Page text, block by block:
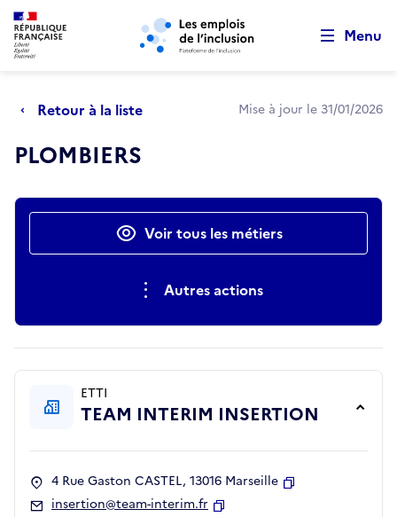
Aller au menu principal Aller au contenu principal
Menu
Retour à la liste Mise à jour le 31/01/2026
PLOMBIERS
Actions rapidesVoir tous les métiers
Autres actions
ETTI
TEAM INTERIM INSERTION
4 Rue Gaston CASTEL, 13016 Marseille
insertion@team-interim.fr
Retour au début de la page
Panneau de gestion des cookies